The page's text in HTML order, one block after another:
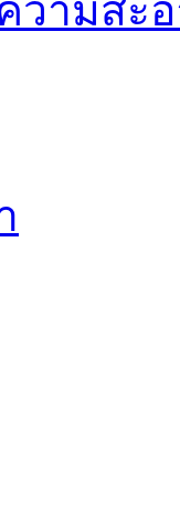
วามสะ